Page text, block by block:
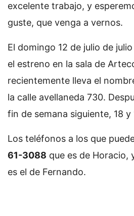
excelente trabajo, y
guste, que venga a vernos.
El domingo 12 de julio de
el estreno en la sala de
recientemente lleva el
la calle avellaneda 730.
fin de semana siguiente, 18 y
Los teléfonos a los que
61-3088 que es de Horacio,
es el de Fernando.